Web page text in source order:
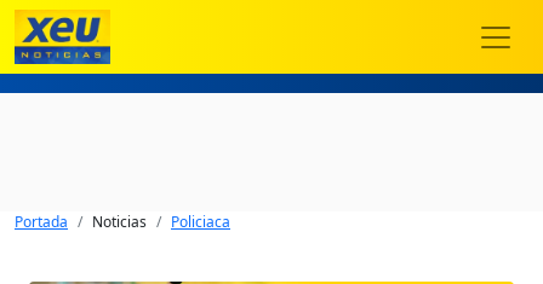
Portada Noticias Policiaca